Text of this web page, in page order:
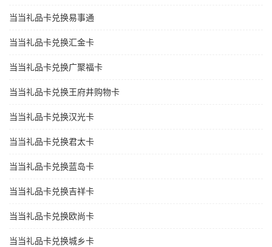
当当礼品卡兑换易事通
当当礼品卡兑换汇金卡
当当礼品卡兑换广聚福卡
当当礼品卡兑换王府井购物卡
当当礼品卡兑换汉光卡
当当礼品卡兑换君太卡
当当礼品卡兑换蓝岛卡
当当礼品卡兑换吉祥卡
当当礼品卡兑换欧尚卡
当当礼品卡兑换城乡卡